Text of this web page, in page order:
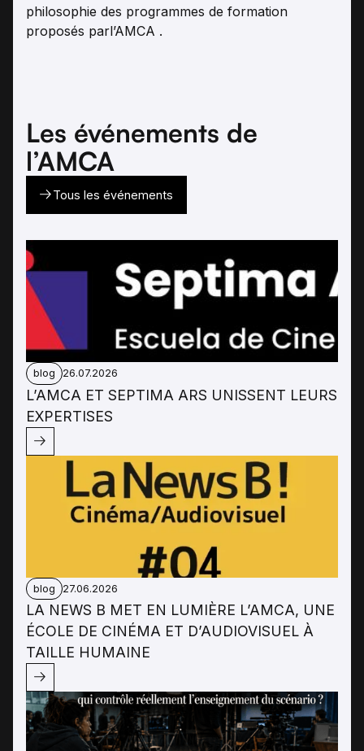
philosophie des programmes de formation
proposés parl’AMCA .
Les événements de
l’AMCA
Tous les événements
blog 26.07.2026
L’AMCA ET SEPTIMA ARS UNISSENT LEURS
EXPERTISES
blog 27.06.2026
LA NEWS B MET EN LUMIÈRE L’AMCA, UNE
ÉCOLE DE CINÉMA ET D’AUDIOVISUEL À
TAILLE HUMAINE